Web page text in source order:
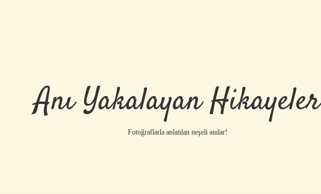
Anı Yakalayan Hikayeler
Fotoğraflarla anlatılan neşeli anılar!